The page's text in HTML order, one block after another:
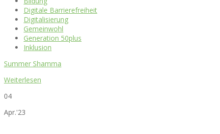
Digitale Barrierefreiheit
Digitalisierung
Gemeinwohl
Generation 50plus
Inklusion
Summer Shamma
Weiterlesen
04
Apr.'23